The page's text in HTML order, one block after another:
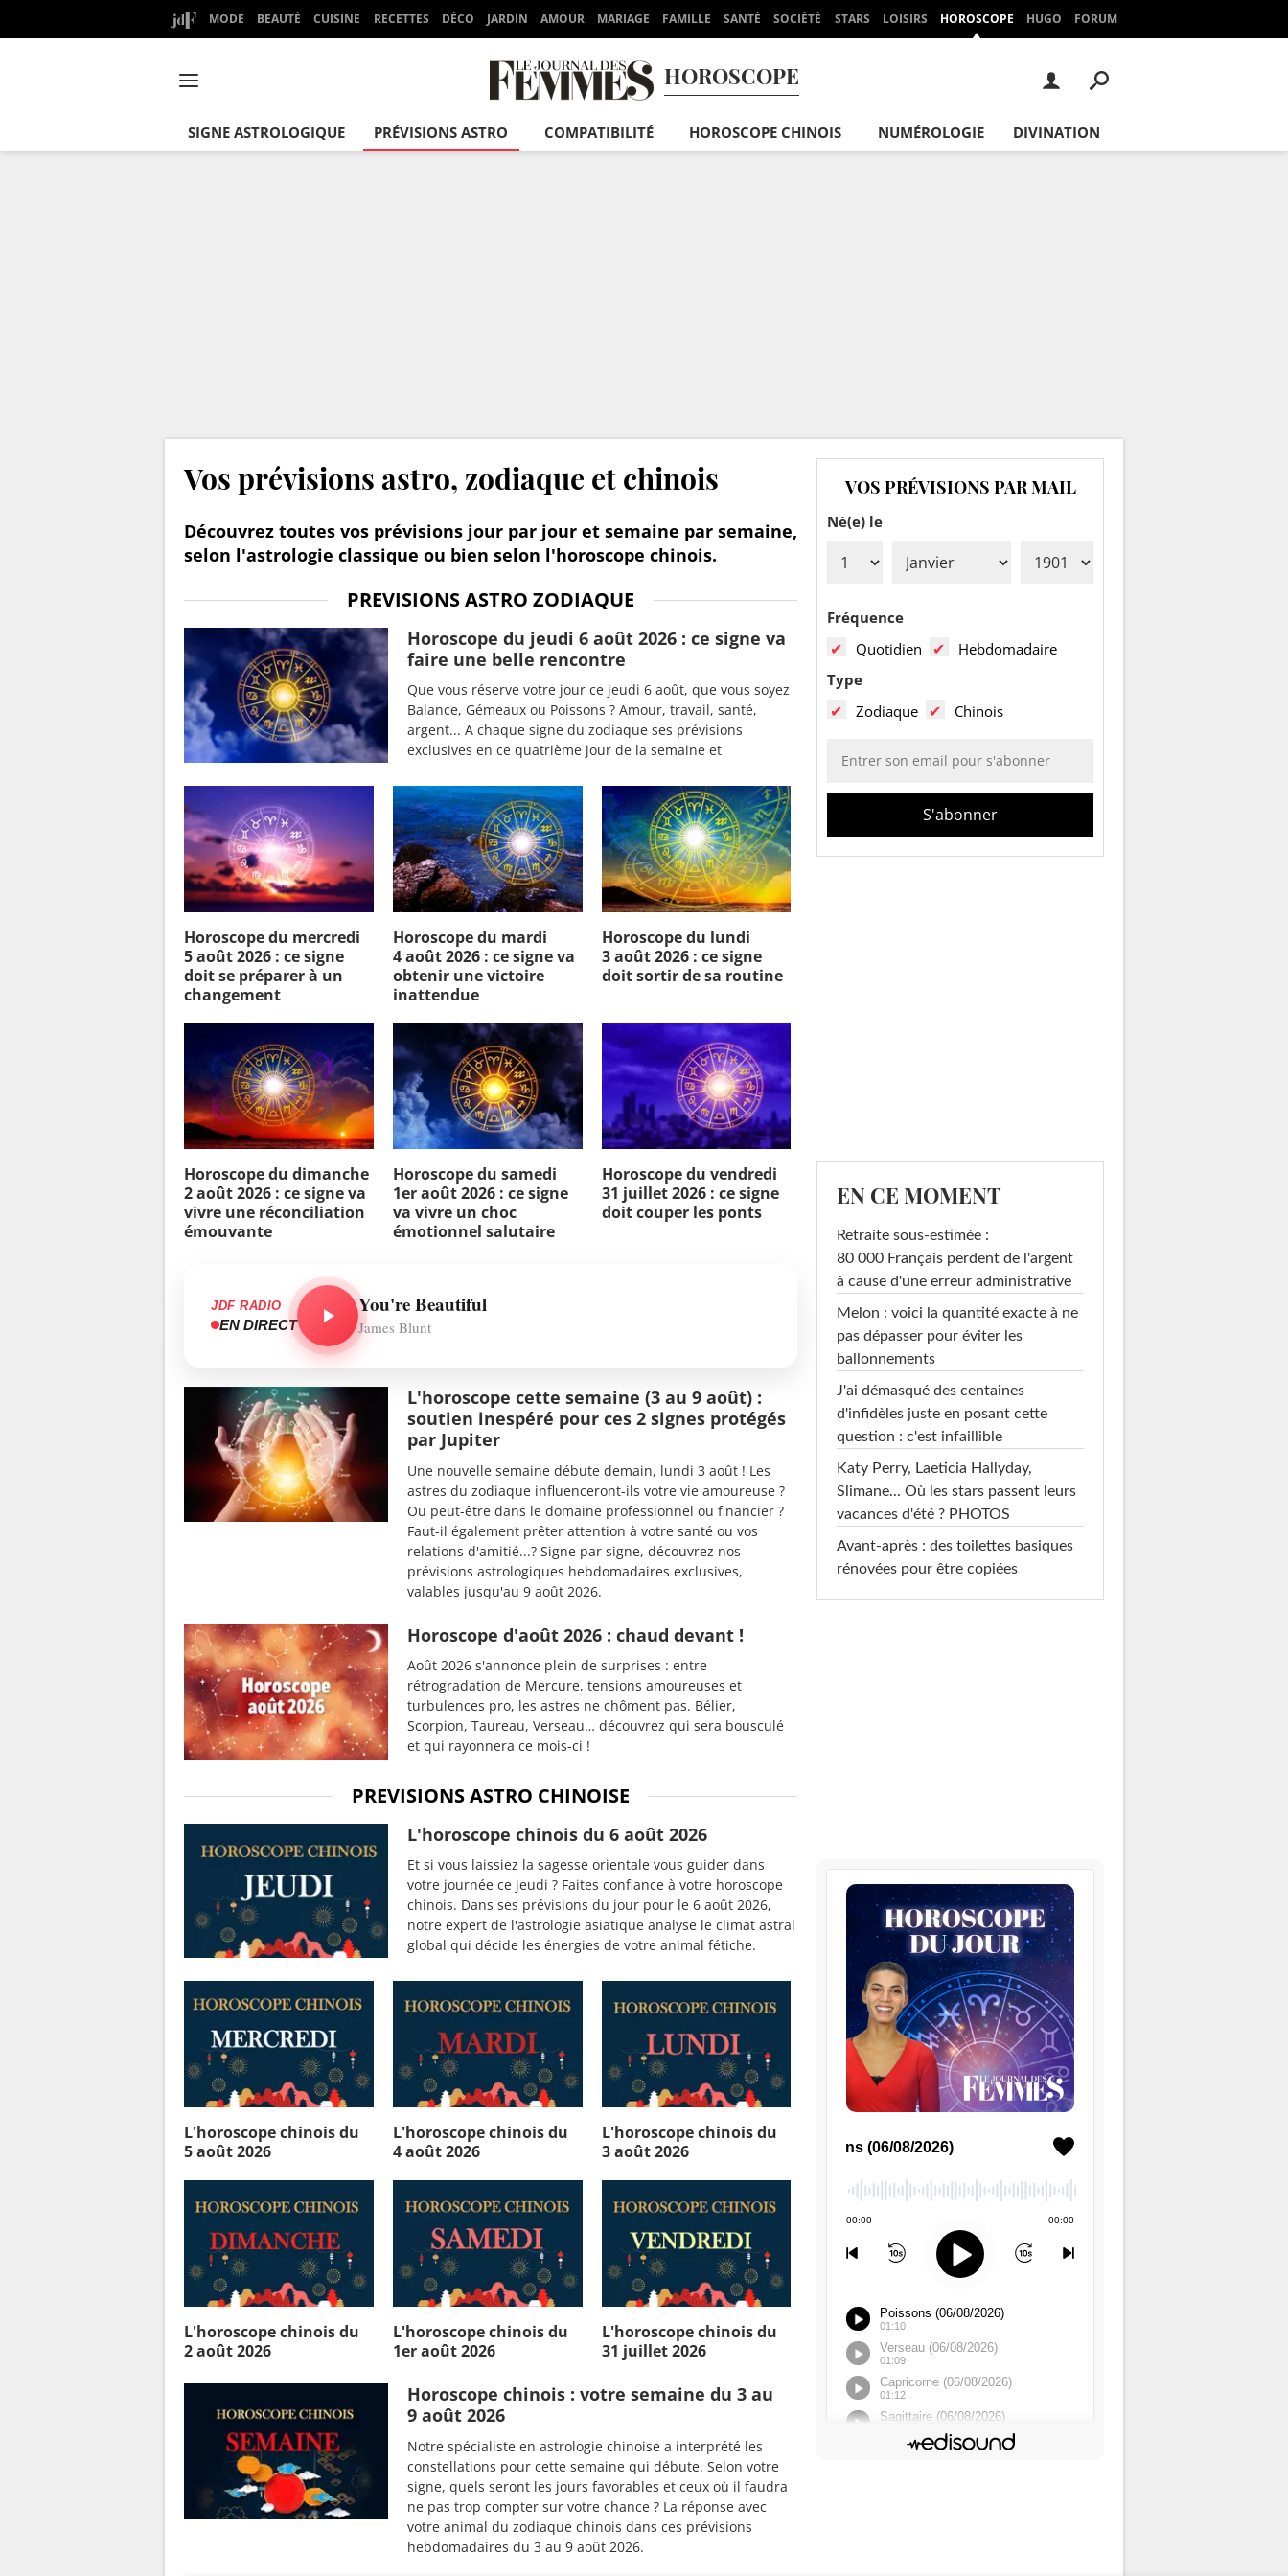
MODE BEAUTÉ CUISINE RECETTES DÉCO JARDIN AMOUR MARIAGE FAMILLE SANTÉ SOCIÉTÉ STARS LOISIRS HOROSCOPE HUGO FORUM
HOROSCOPE
SIGNE ASTROLOGIQUE PRÉVISIONS ASTRO COMPATIBILITÉ HOROSCOPE CHINOIS NUMÉROLOGIE DIVINATION
Vos prévisions astro, zodiaque et chinois
Découvrez toutes vos prévisions jour par jour et semaine par semaine,
selon l'astrologie classique ou bien selon l'horoscope chinois.
PREVISIONS ASTRO ZODIAQUE
Horoscope du jeudi 6 août 2026 : ce signe va
faire une belle rencontre
Que vous réserve votre jour ce jeudi 6 août, que vous soyez
Balance, Gémeaux ou Poissons ? Amour, travail, santé,
argent... A chaque signe du zodiaque ses prévisions
exclusives en ce quatrième jour de la semaine et
Horoscope du mercredi
5 août 2026 : ce signe
doit se préparer à un
changement
Horoscope du mardi
4 août 2026 : ce signe va
obtenir une victoire
inattendue
Horoscope du lundi
3 août 2026 : ce signe
doit sortir de sa routine
Horoscope du dimanche
2 août 2026 : ce signe va
vivre une réconciliation
émouvante
Horoscope du samedi
1er août 2026 : ce signe
va vivre un choc
émotionnel salutaire
Horoscope du vendredi
31 juillet 2026 : ce signe
doit couper les ponts
JDF RADIO
EN DIRECT
You're Beautiful
James Blunt
L'horoscope cette semaine (3 au 9 août) :
soutien inespéré pour ces 2 signes protégés
par Jupiter
Une nouvelle semaine débute demain, lundi 3 août ! Les
astres du zodiaque influenceront-ils votre vie amoureuse ?
Ou peut-être dans le domaine professionnel ou financier ?
Faut-il également prêter attention à votre santé ou vos
relations d'amitié...? Signe par signe, découvrez nos
prévisions astrologiques hebdomadaires exclusives,
valables jusqu'au 9 août 2026.
Horoscope d'août 2026 : chaud devant !
Août 2026 s'annonce plein de surprises : entre
rétrogradation de Mercure, tensions amoureuses et
turbulences pro, les astres ne chôment pas. Bélier,
Scorpion, Taureau, Verseau… découvrez qui sera bousculé
et qui rayonnera ce mois-ci !
PREVISIONS ASTRO CHINOISE
L'horoscope chinois du 6 août 2026
Et si vous laissiez la sagesse orientale vous guider dans
votre journée ce jeudi ? Faites confiance à votre horoscope
chinois. Dans ses prévisions du jour pour le 6 août 2026,
notre expert de l'astrologie asiatique analyse le climat astral
global qui décide les énergies de votre animal fétiche.
L'horoscope chinois du
5 août 2026
L'horoscope chinois du
4 août 2026
L'horoscope chinois du
3 août 2026
L'horoscope chinois du
2 août 2026
L'horoscope chinois du
1er août 2026
L'horoscope chinois du
31 juillet 2026
Horoscope chinois : votre semaine du 3 au
9 août 2026
Notre spécialiste en astrologie chinoise a interprété les
constellations pour cette semaine qui débute. Selon votre
signe, quels seront les jours favorables et ceux où il faudra
ne pas trop compter sur votre chance ? La réponse avec
votre animal du zodiaque chinois dans ces prévisions
hebdomadaires du 3 au 9 août 2026.
VOS PRÉVISIONS PAR MAIL
Né(e) le
Fréquence
Quotidien
Hebdomadaire
Type
Zodiaque
Chinois
EN CE MOMENT
Retraite sous-estimée :
80 000 Français perdent de l'argent
à cause d'une erreur administrative
Melon : voici la quantité exacte à ne
pas dépasser pour éviter les
ballonnements
J'ai démasqué des centaines
d'infidèles juste en posant cette
question : c'est infaillible
Katy Perry, Laeticia Hallyday,
Slimane... Où les stars passent leurs
vacances d'été ? PHOTOS
Avant-après : des toilettes basiques
rénovées pour être copiées